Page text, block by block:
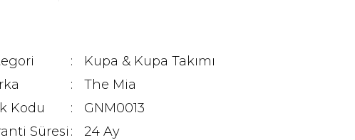
Kupa & Kupa Takımı
The Mia
Kodu
GNM0013
Süresi
24 Ay